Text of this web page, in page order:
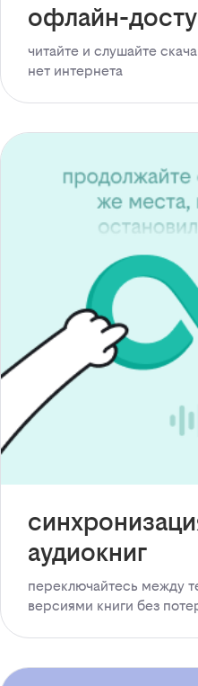
офлайн-
читайте и слушайте
нет интернета
аудиокниг
переключайтесь между
версиями книги без